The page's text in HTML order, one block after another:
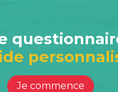
Je commence